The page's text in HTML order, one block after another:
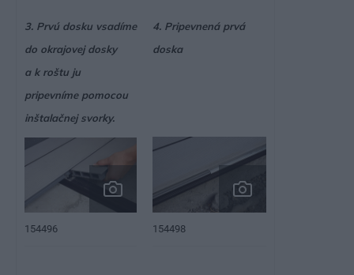
3. Prvú dosku vsadíme
do okrajovej dosky
a k roštu ju
pripevníme pomocou
inštalačnej svorky.
4. Pripevnená prvá
doska
154496 154498